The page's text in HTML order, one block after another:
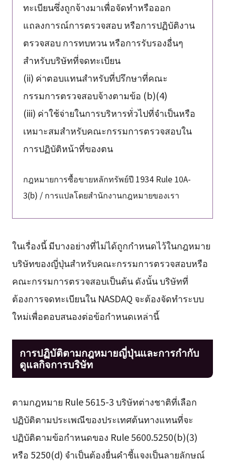
ทะเบียนซึ่งถูกจ้างมาเพื่อจัดทำหรือออก
แถลงการณ์การตรวจสอบ หรือการปฏิบัติงาน
ตรวจสอบ การทบทวน หรือการรับรองอื่นๆ
สำหรับบริษัทที่จดทะเบียน
(ii) ค่าตอบแทนสำหรับที่ปรึกษาที่คณะ
กรรมการตรวจสอบจ้างตามข้อ (b)(4)
(iii) ค่าใช้จ่ายในการบริหารทั่วไปที่จำเป็นหรือ
เหมาะสมสำหรับคณะกรรมการตรวจสอบใน
การปฏิบัติหน้าที่ของตน
กฎหมายการซื้อขายหลักทรัพย์ปี 1934 Rule 10A-
3(b) / การแปลโดยสำนักงานกฎหมายของเรา
ในเรื่องนี้ มีบางอย่างที่ไม่ได้ถูกกำหนดไว้ในกฎหมาย
บริษัทของญี่ปุ่นสำหรับคณะกรรมการตรวจสอบหรือ
คณะกรรมการตรวจสอบเป็นต้น ดังนั้น บริษัทที่
ต้องการจดทะเบียนใน NASDAQ จะต้องจัดทำระบบ
ใหม่เพื่อตอบสนองต่อข้อกำหนดเหล่านี้
การปฏิบัติตามกฎหมายญี่ปุ่นและการกำกับ
ดูแลกิจการบริษัท
ตามกฎหมาย Rule 5615-3 บริษัทต่างชาติที่เลือก
ปฏิบัติตามประเพณีของประเทศต้นทางแทนที่จะ
ปฏิบัติตามข้อกำหนดของ Rule 5600.5250(b)(3)
หรือ 5250(d) จำเป็นต้องยื่นคำชี้แจงเป็นลายลักษณ์